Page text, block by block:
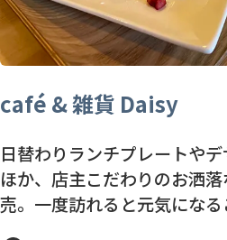
café & 雑貨 Daisy
日替わりランチプレートや
ほか、店主こだわりのお洒
売。一度訪れると元気になる